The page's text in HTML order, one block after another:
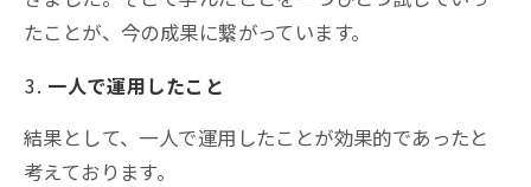
たことが、今の成果に繋がっています。
一人で運用したこと
結果として、一人で運用したことが効果的であったと
考えております。